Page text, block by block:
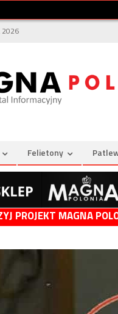
2026
Felietony
PROJEKT MAGNA